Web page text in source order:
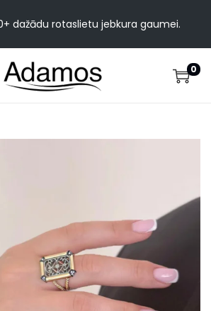
dažādu rotaslietu jebkura gaumei.
0